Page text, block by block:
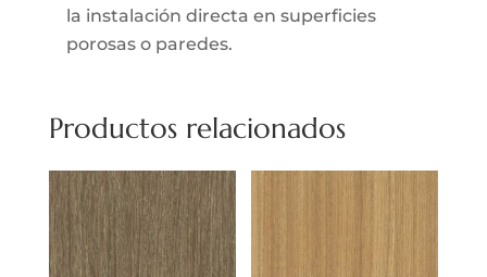
la instalación directa en superficies
porosas o paredes.
Productos relacionados